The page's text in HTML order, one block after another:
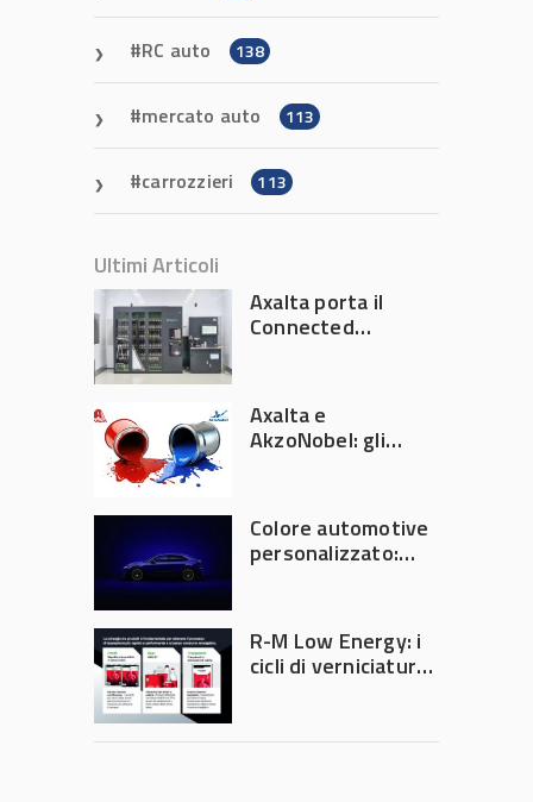
RC auto 138
mercato auto 113
carrozzieri 113
Ultimi Articoli
Axalta porta il
Connected
Automechanika
Frankfurt 2026
Axalta e
AkzoNobel: gli
Colore automotive
personalizzato:
diventa ingegneria
di precisione
R-M Low Energy: i
cicli di verniciatura
tempi e costi in